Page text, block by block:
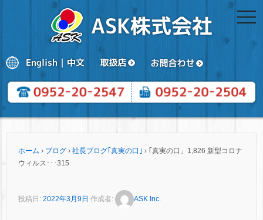
ホーム › ブログ › 社長ブログ｢真実の口｣ › ｢真実の口」1,826 新型コロナ
ウィルス･･･315
投稿日: 2022年3月9日 作成者: ASK Inc.